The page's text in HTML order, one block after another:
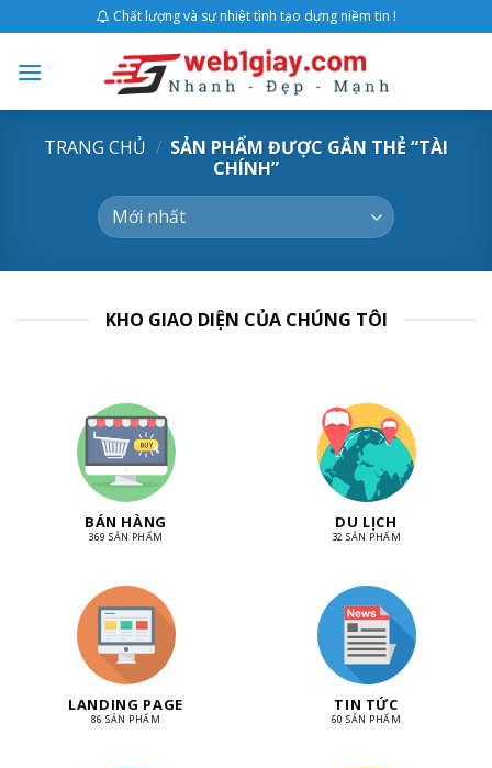
content
Chất lượng và sự nhiệt tình tạo dựng niềm tin !
TRANG CHỦ / SẢN PHẨM ĐƯỢC GẮN THẺ “TÀI
CHÍNH”
KHO GIAO DIỆN CỦA CHÚNG TÔI
BÁN HÀNG
369 SẢN PHẨM
DU LỊCH
32 SẢN PHẨM
LANDING PAGE
86 SẢN PHẨM
TIN TỨC
60 SẢN PHẨM